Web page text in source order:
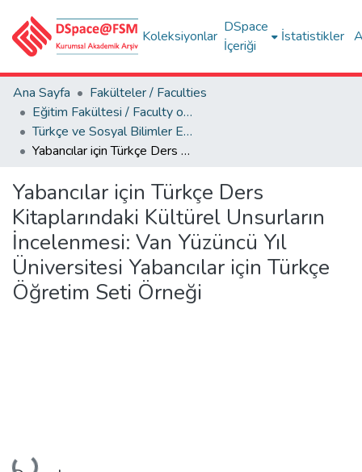
Koleksiyonlar
DSpace
İçeriği
İstatistikler
Ana Sayfa
Fakülteler / Faculties
Eğitim Fakültesi / Faculty of Education
Türkçe ve Sosyal Bilimler Eğitimi Bölümü
Yabancılar için Türkçe Ders Kitaplarındaki Kültürel Unsurların İncelenmesi: Van Yüzüncü Yıl Üniversitesi Yabancılar için Türkçe Öğretim Seti Örneği
Yabancılar için Türkçe Ders
Kitaplarındaki Kültürel Unsurların
İncelenmesi: Van Yüzüncü Yıl
Üniversitesi Yabancılar için Türkçe
Öğretim Seti Örneği